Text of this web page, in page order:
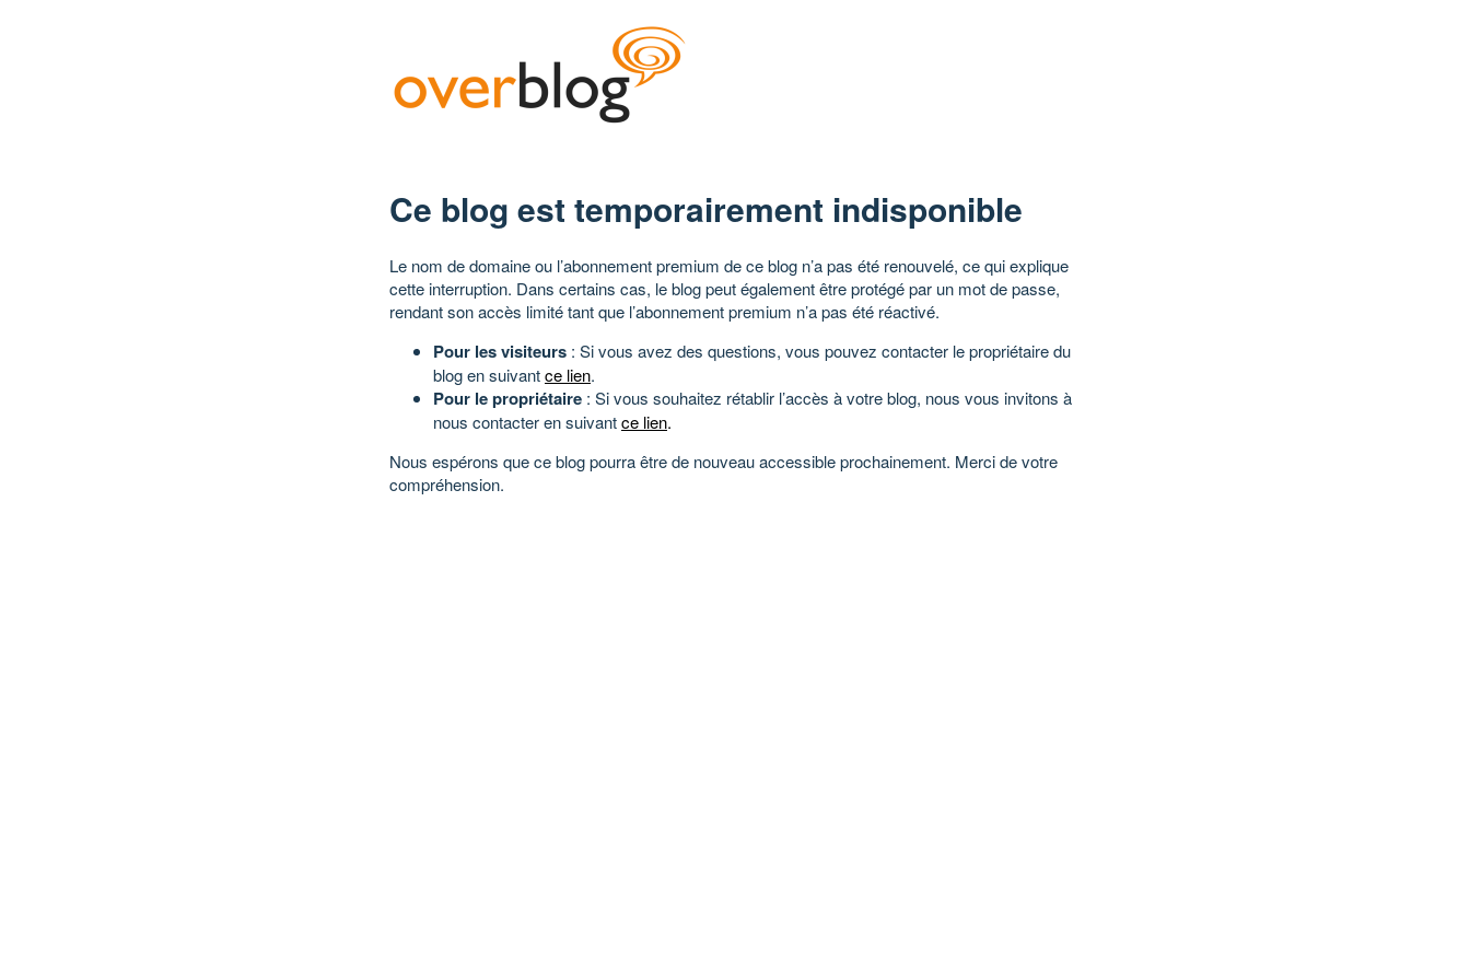
Ce blog est temporairement indisponible
Le nom de domaine ou l’abonnement premium de ce blog n’a pas été renouvelé, ce qui explique
cette interruption. Dans certains cas, le blog peut également être protégé par un mot de passe,
rendant son accès limité tant que l’abonnement premium n’a pas été réactivé.
Pour les visiteurs : Si vous avez des questions, vous pouvez contacter le propriétaire du
blog en suivantce lien.
Pour le propriétaire : Si vous souhaitez rétablir l’accès à votre blog, nous vous invitons à
nous contacter en suivantce lien.
Nous espérons que ce blog pourra être de nouveau accessible prochainement. Merci de votre
compréhension.